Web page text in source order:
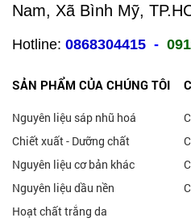
Nam, Xã Bình Mỹ,
Hotline: 0868304415 -
SẢN PHẨM CỦA CHÚNG TÔI
Nguyên liệu sáp nhũ hoá
Chiết xuất - Dưỡng chất
Nguyên liệu cơ bản khác
Nguyên liệu dầu nền
Hoạt chất trắng da